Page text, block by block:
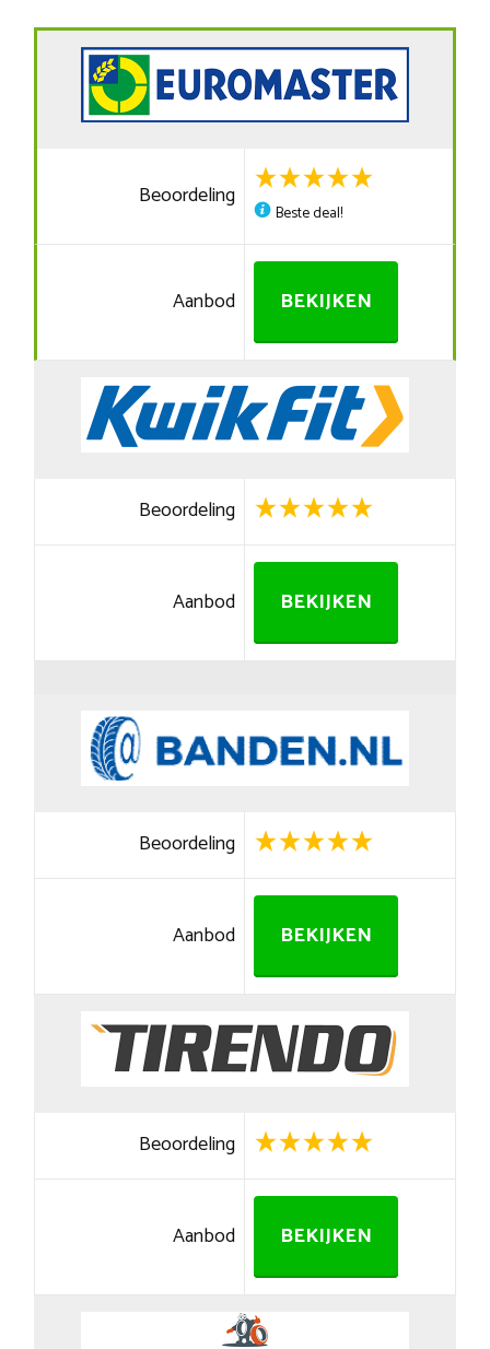
Beoordeling
Beste deal!
Aanbod BEKIJKEN
Beoordeling
Aanbod BEKIJKEN
Beoordeling
Aanbod BEKIJKEN
Beoordeling
Aanbod BEKIJKEN